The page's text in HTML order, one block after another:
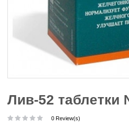
Лив-52 таблетки
0 Review(s)